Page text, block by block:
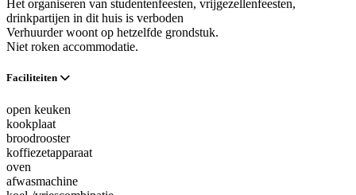
Het organiseren van studentenfeesten, vrijgezellenfeesten,
drinkpartijen in dit huis is verboden
Verhuurder woont op hetzelfde grondstuk.
Niet roken accommodatie.
Faciliteiten
open keuken
kookplaat
broodrooster
koffiezetapparaat
oven
afwasmachine